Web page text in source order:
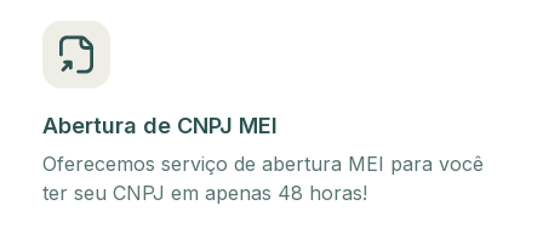
Abertura de CNPJ MEI
Oferecemos serviço de abertura MEI para você
ter seu CNPJ em apenas 48 horas!